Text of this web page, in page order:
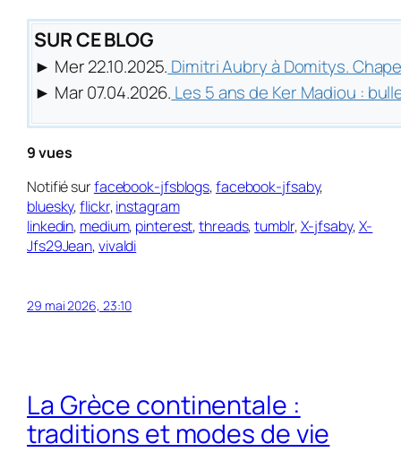
SUR CE BLOG
► Mer 22.10.2025. Dimitri Aubry à Domitys.
► Mar 07.04.2026. Les 5 ans de Ker Madiou :
9 vues
Notifié surfacebook-jfsblogs,facebook-jfsaby,
bluesky,flickr,instagram
linkedin, medium, pinterest,threads,tumblr,X-jfsaby,X-
Jfs29Jean,vivaldi
29 mai 2026, 23:10
La Grèce continentale :
traditions et modes de vie